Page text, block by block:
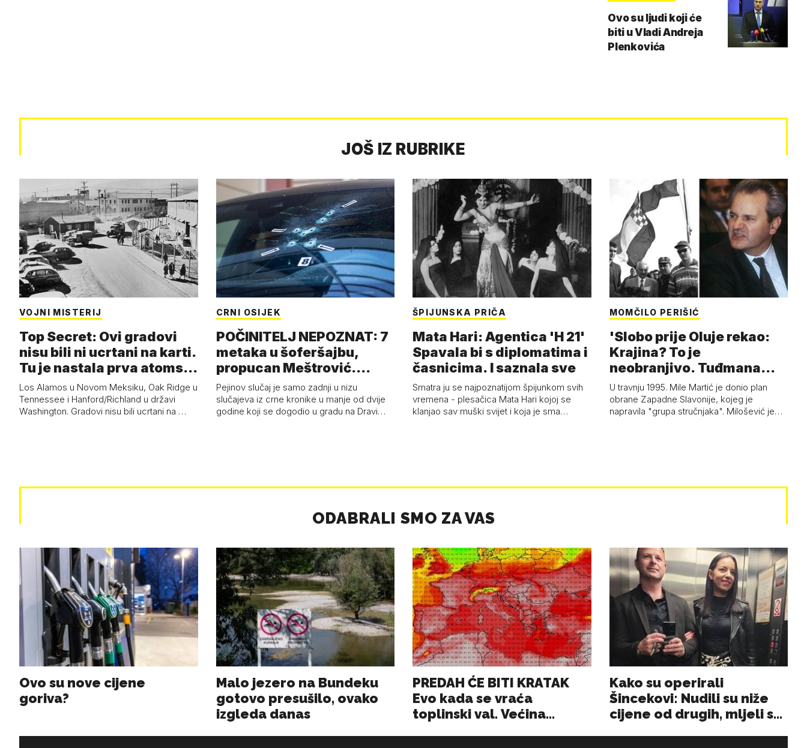
Ovo su ljudi koji će
biti u Vladi Andreja
Plenkovića
JOŠ IZ RUBRIKE
VOJNI MISTERIJ
Top Secret: Ovi gradovi
nisu bili ni ucrtani na karti.
Tu je nastala prva atoms…
Los Alamos u Novom Meksiku, Oak Ridge u
Tennessee i Hanford/Richland u državi
Washington. Gradovi nisu bili ucrtani na …
CRNI OSIJEK
POČINITELJ NEPOZNAT: 7
metaka u šoferšajbu,
propucan Meštrović.
Pretučen Pejin
Pejinov slučaj je samo zadnji u nizu
slučajeva iz crne kronike u manje od dvije
godine koji se dogodio u gradu na Dravi…
ŠPIJUNSKA PRIČA
Mata Hari: Agentica 'H 21'
Spavala bi s diplomatima i
časnicima. I saznala sve
Smatra ju se najpoznatijom špijunkom svih
vremena - plesačica Mata Hari kojoj se
klanjao sav muški svijet i koja je sma…
MOMČILO PERIŠIĆ
'Slobo prije Oluje rekao:
Krajina? To je
neobranjivo. Tuđmana
zvao Krivousti'
U travnju 1995. Mile Martić je donio plan
obrane Zapadne Slavonije, kojeg je
napravila "grupa stručnjaka". Milošević je…